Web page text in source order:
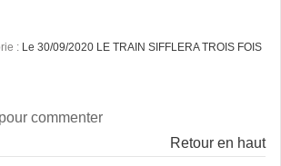
: Le 30/09/2020 LE TRAIN SIFFLERA TROIS FOIS
commenter
Retour en haut